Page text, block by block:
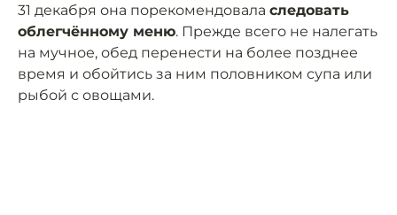
31 декабря она порекомендовала следовать
облегчённому меню. Прежде всего не налегать
на мучное, обед перенести на более позднее
время и обойтись за ним половником супа или
рыбой с овощами.